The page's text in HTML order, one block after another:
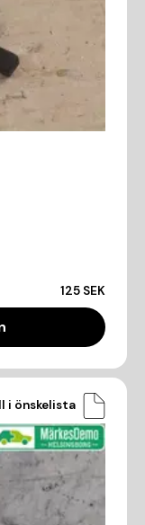
125 SEK
i önskelista